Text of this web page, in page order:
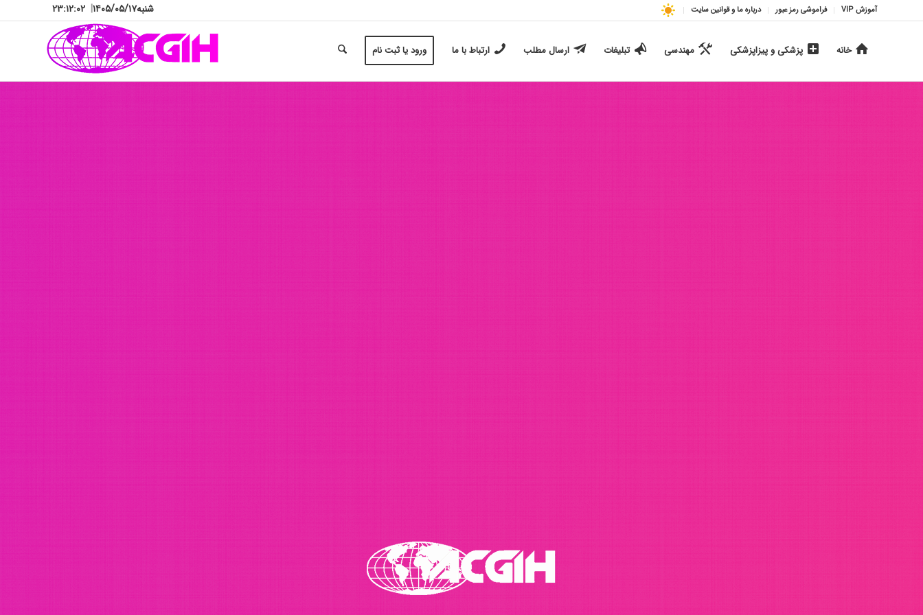
آموزش VIP فراموشی رمز عبور درباره ما و قوانین سایت شنبه۱۴۰۵/۰۵/۱۷| ۲۳:۱۲:۰۶
خانه پزشکی و پیزاپزشکی مهندسی تبلیغات ارسال مطلب ارتباط با ما ورود یا ثبت نام